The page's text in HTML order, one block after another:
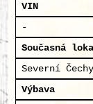
VIN
-
Současná
Severní Čechy
Výbava